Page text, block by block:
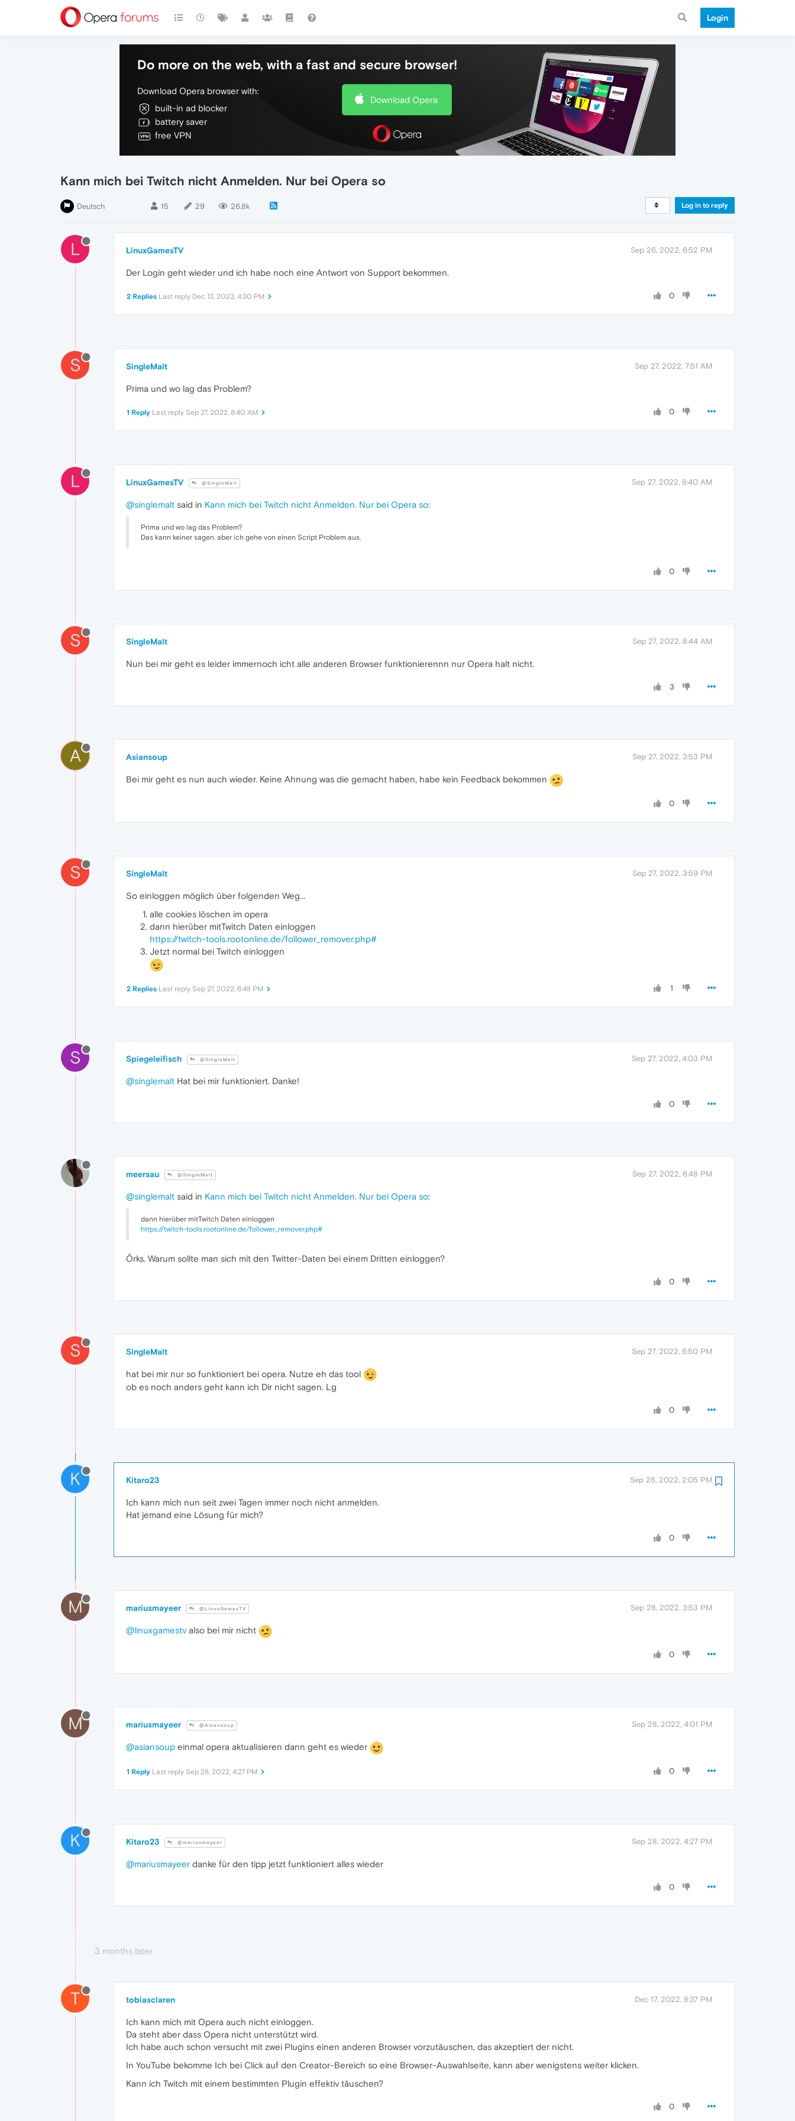
Login
Do more on the web, with a fast and secure browser!
Download Opera browser with:
built-in ad blocker
battery saver
free VPN
Download Opera
Kann mich bei Twitch nicht Anmelden. Nur bei Opera so
Deutsch 15 29 26.8k Log in to reply
L LinuxGamesTV Sep 26, 2022, 6:52 PM
Der Login geht wieder und ich habe noch eine Antwort von Support bekommen.
0
2 Replies Last reply Dec 13, 2023, 4:30 PM
S SingleMalt Sep 27, 2022, 7:51 AM
Prima und wo lag das Problem?
0
1 Reply Last reply Sep 27, 2022, 8:40 AM
L LinuxGamesTV @SingleMalt Sep 27, 2022, 8:40 AM
@singlemalt said in Kann mich bei Twitch nicht Anmelden. Nur bei Opera so:
Prima und wo lag das Problem?
Das kann keiner sagen. aber ich gehe von einen Script Problem aus.
0
S SingleMalt Sep 27, 2022, 8:44 AM
Nun bei mir geht es leider immernoch icht alle anderen Browser funktionierennn nur Opera halt nicht.
3
A Asiansoup Sep 27, 2022, 3:53 PM
Bei mir geht es nun auch wieder. Keine Ahnung was die gemacht haben, habe kein Feedback bekommen
0
S SingleMalt Sep 27, 2022, 3:59 PM
So einloggen möglich über folgenden Weg...
alle cookies löschen im opera
dann hierüber mitTwitch Daten einloggen
https://twitch-tools.rootonline.de/follower_remover.php#
Jetzt normal bei Twitch einloggen
1
2 Replies Last reply Sep 27, 2022, 6:48 PM
S Spiegeleifisch @SingleMalt Sep 27, 2022, 4:03 PM
@singlemalt Hat bei mir funktioniert. Danke!
0
meersau @SingleMalt Sep 27, 2022, 6:48 PM
@singlemalt said in Kann mich bei Twitch nicht Anmelden. Nur bei Opera so:
dann hierüber mitTwitch Daten einloggen
https://twitch-tools.rootonline.de/follower_remover.php#
Örks. Warum sollte man sich mit den Twitter-Daten bei einem Dritten einloggen?
0
S SingleMalt Sep 27, 2022, 6:50 PM
hat bei mir nur so funktioniert bei opera. Nutze eh das tool
ob es noch anders geht kann ich Dir nicht sagen. Lg
0
K Kitaro23 Sep 28, 2022, 2:05 PM
Ich kann mich nun seit zwei Tagen immer noch nicht anmelden.
Hat jemand eine Lösung für mich?
0
M mariusmayeer @LinuxGamesTV Sep 28, 2022, 3:53 PM
@linuxgamestv also bei mir nicht
0
M mariusmayeer @Asiansoup Sep 28, 2022, 4:01 PM
@asiansoup einmal opera aktualisieren dann geht es wieder
0
1 Reply Last reply Sep 28, 2022, 4:27 PM
K Kitaro23 @mariusmayeer Sep 28, 2022, 4:27 PM
@mariusmayeer danke für den tipp jetzt funktioniert alles wieder
0
3 months later
T tobiasclaren Dec 17, 2022, 8:37 PM
Ich kann mich mit Opera auch nicht einloggen.
Da steht aber dass Opera nicht unterstützt wird.
Ich habe auch schon versucht mit zwei Plugins einen anderen Browser vorzutäuschen, das akzeptiert der nicht.
In YouTube bekomme Ich bei Click auf den Creator-Bereich so eine Browser-Auswahlseite, kann aber wenigstens weiter klicken.
Kann ich Twitch mit einem bestimmten Plugin effektiv täuschen?
0